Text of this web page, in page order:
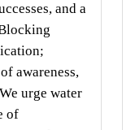
and a
awareness,
urge water
of